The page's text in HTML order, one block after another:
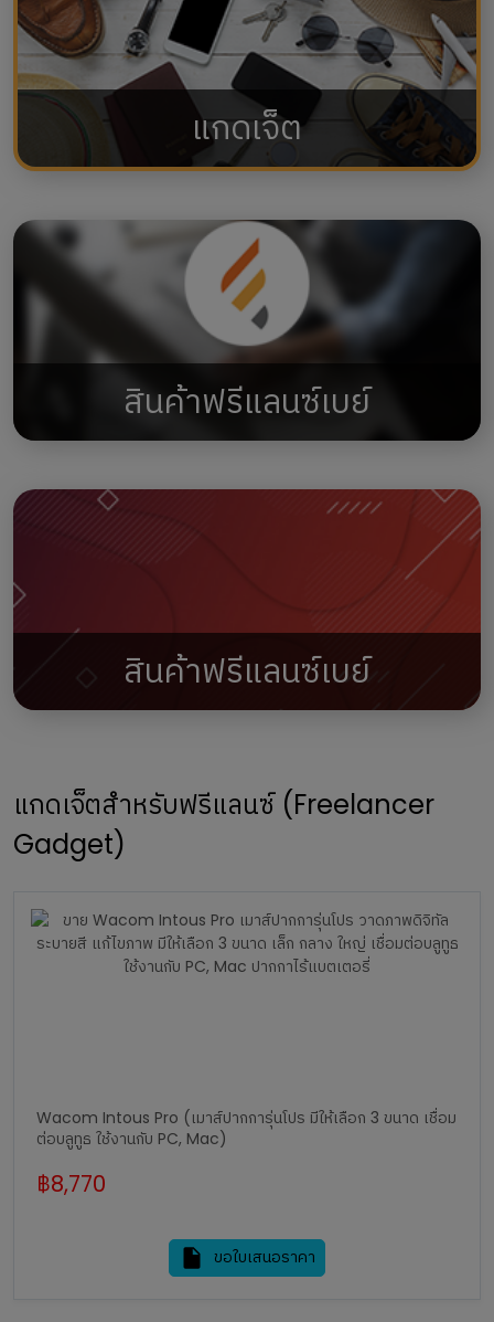
แกดเจ็ต
สินค้าฟรีแลนซ์เบย์
สินค้าฟรีแลนซ์เบย์
แกดเจ็ตสำหรับฟรีแลนซ์ (Freelancer
Gadget)
Wacom Intous Pro (เมาส์ปากการุ่นโปร มีให้เลือก 3 ขนาด เชื่อม
ต่อบลูทูธ ใช้งานกับ PC, Mac)
฿8,770
ขอใบเสนอราคา